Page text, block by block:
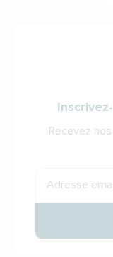
Recevez
Adresse